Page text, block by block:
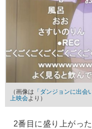
（画像は 「ダンジョンに出
上映会より）
2番目に盛り上がっ